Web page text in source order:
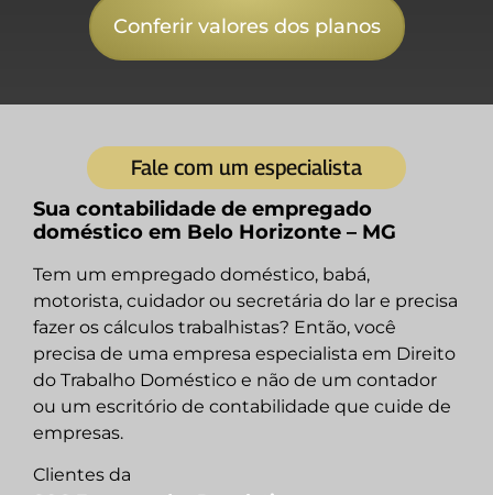
Conferir valores dos planos
Fale com um especialista
Sua contabilidade de empregado
doméstico em Belo Horizonte – MG
Tem um empregado doméstico, babá,
motorista, cuidador ou secretária do lar e precisa
fazer os cálculos trabalhistas? Então, você
precisa de uma empresa especialista em Direito
do Trabalho Doméstico e não de um contador
ou um escritório de contabilidade que cuide de
empresas.
Clientes da